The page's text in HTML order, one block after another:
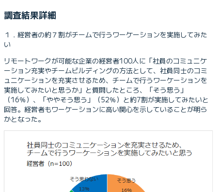
調査結果詳細
１．経営者の約７割がチームで行うワーケーションを実施してみた
い
リモートワークが可能な企業の経営者100人に「社員のコミュニケ
ーション充実やチームビルディングの方法として、社員同士のコミ
ュニケーションを充実させるため、チームで行うワーケーションを
実施してみたいと思うか」と質問したところ、「そう思う」
（16％）、「ややそう思う」（52％）と約7割が実施してみたいと
回答。経営者もワーケーションに高い関心を示していることが明ら
かとなった。